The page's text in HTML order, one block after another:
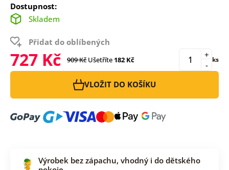
Dostupnost:
Skladem
Přidat do oblíbených
727 Kč 909 Kč Ušetříte182 Kč -
+ ks
VLOŽIT DO KOŠÍKU
Výrobek bez zápachu, vhodný i do dětského